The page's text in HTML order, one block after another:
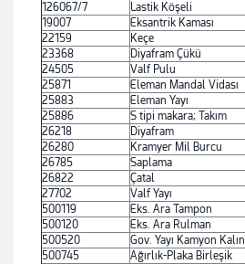
126067/7
Lastik Köşeli
19007
Eksantrik Kaması
22159
Keçe
23368
Diyafram Çükü
24505
Valf Pulu
25871
Eleman Mandal Vidası
25883
Eleman Yayı
25886
S tipi makara; Takım
26218
Diyafram
26280
Kramyer Mil Burcu
26785
Saplama
26822
Çatal
27702
Valf Yayı
500119
Eks. Ara Tampon
500120
Eks. Ara Rulman
500520
Gov. Yayı Kamyon Kalın
500745
Ağırlık-Plaka Birleşik